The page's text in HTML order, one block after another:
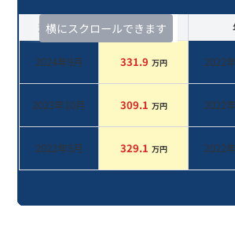
横にスクロールできます
査定時期 セルカ実績
2024年9月 331.9 万円 2022
2023年10月 309.1 万円 2022
2022年5月 329.1 万円 2022